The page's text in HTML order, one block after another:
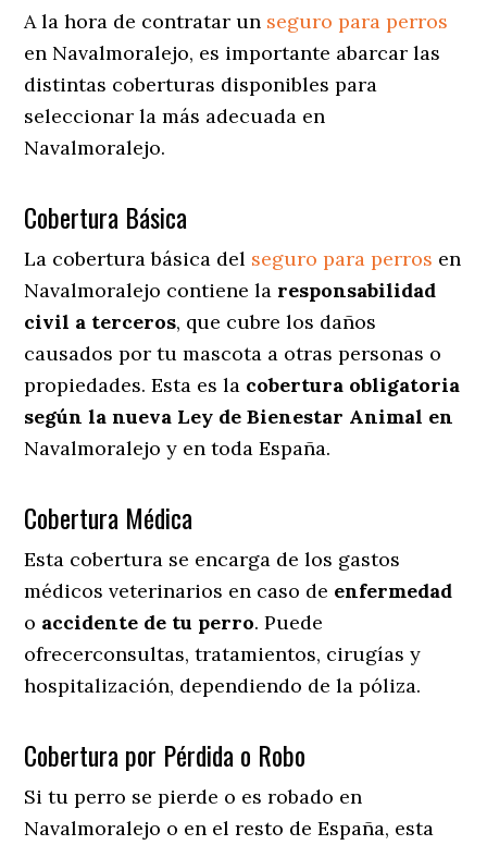
A la hora de contratar un seguro para perros
en Navalmoralejo, es importante abarcar las
distintas coberturas disponibles para
seleccionar la más adecuada en
Navalmoralejo.
Cobertura Básica
La cobertura básica del seguro para perros en
Navalmoralejo contiene la responsabilidad
civil a terceros, que cubre los daños
causados por tu mascota a otras personas o
propiedades. Esta es la cobertura obligatoria
según la nueva Ley de Bienestar Animal en
Navalmoralejo y en toda España.
Cobertura Médica
Esta cobertura se encarga de los gastos
médicos veterinarios en caso de enfermedad
o accidente de tu perro. Puede
ofrecerconsultas, tratamientos, cirugías y
hospitalización, dependiendo de la póliza.
Cobertura por Pérdida o Robo
Si tu perro se pierde o es robado en
Navalmoralejo o en el resto de España, esta